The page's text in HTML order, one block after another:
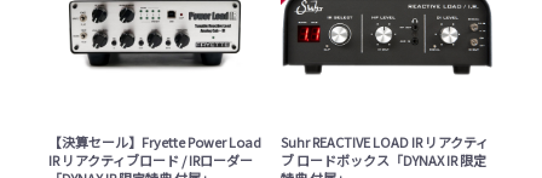
【決算セール】Fryette Power Load
IR リアクティブロード / IRローダー
Suhr REACTIVE LOAD IR リアクティ
ブ ロードボックス「DYNAX IR 限定